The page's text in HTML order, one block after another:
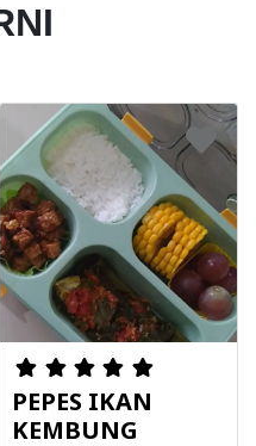
PEPES IKAN
KEMBUNG